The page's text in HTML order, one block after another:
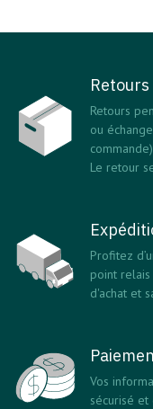
Retours
ou
Le retour
Profitez
point relais
d'achat et
Vos
sécurisé